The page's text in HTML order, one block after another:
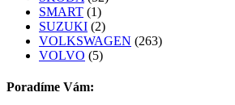
SMART (1)
SUZUKI (2)
VOLKSWAGEN (263)
VOLVO (5)
Poradíme Vám: